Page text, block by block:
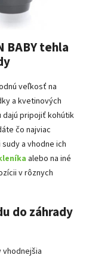
BABY tehla
veľkosť na
a kvetinových
dajú pripojiť kohútik
čo najviac
a vhodne ich
alebo na iné
v rôznych
do záhrady